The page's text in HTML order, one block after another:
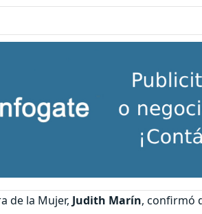
de la Mujer, Judith Marín, confirmó